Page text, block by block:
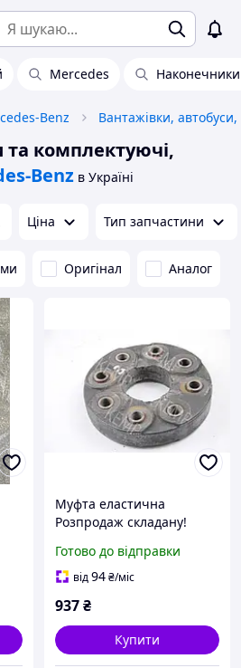
Mercedes
Benz Вантажівки, автобуси,
комплектуючі,
Benz в Україні
Ціна Тип запчастини
Оригінал Аналог
Муфта еластична
Розпродаж складану!
Готово до відправки
від94₴/міс
937₴
Купити